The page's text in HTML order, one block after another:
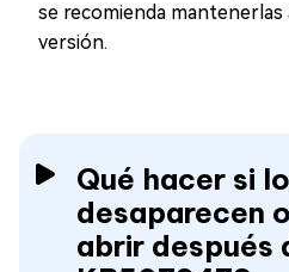
se recomienda mantenerlas
versión.
Qué hacer si
desaparecen
abrir después